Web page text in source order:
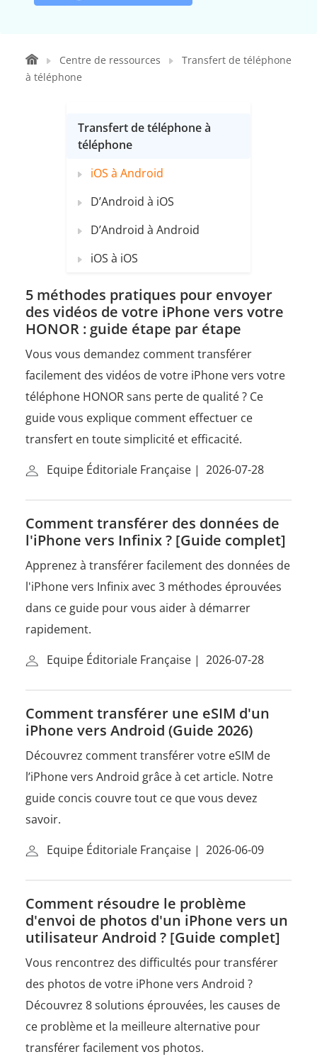
Centre de ressources
Transfert de téléphone
à téléphone
Transfert de téléphone à
téléphone
iOS à Android
D’Android à iOS
D’Android à Android
iOS à iOS
5 méthodes pratiques pour envoyer
des vidéos de votre iPhone vers votre
HONOR : guide étape par étape
Vous vous demandez comment transférer
facilement des vidéos de votre iPhone vers votre
téléphone HONOR sans perte de qualité ? Ce
guide vous explique comment effectuer ce
transfert en toute simplicité et efficacité.
Equipe Éditoriale Française | 2026-07-28
Comment transférer des données de
l'iPhone vers Infinix ? [Guide complet]
Apprenez à transférer facilement des données de
l'iPhone vers Infinix avec 3 méthodes éprouvées
dans ce guide pour vous aider à démarrer
rapidement.
Equipe Éditoriale Française | 2026-07-28
Comment transférer une eSIM d'un
iPhone vers Android (Guide 2026)
Découvrez comment transférer votre eSIM de
l’iPhone vers Android grâce à cet article. Notre
guide concis couvre tout ce que vous devez
savoir.
Equipe Éditoriale Française | 2026-06-09
Comment résoudre le problème
d'envoi de photos d'un iPhone vers un
utilisateur Android ? [Guide complet]
Vous rencontrez des difficultés pour transférer
des photos de votre iPhone vers Android ?
Découvrez 8 solutions éprouvées, les causes de
ce problème et la meilleure alternative pour
transférer facilement vos photos.